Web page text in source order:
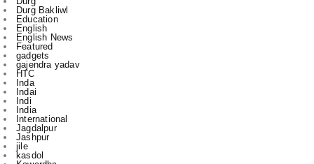
Featured
gadgets
gajendra yadav
HTC
Inda
Indai
Indi
India
International
Jagdalpur
Jashpur
jile
kasdol
Kawardha
l
m
Mahasamund
National